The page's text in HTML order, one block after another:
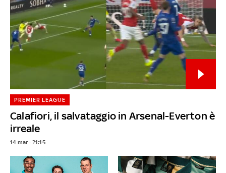
Calafiori, il salvataggio in Arsenal-Everton è
irreale
PREMIER LEAGUE
14 mar - 21:15